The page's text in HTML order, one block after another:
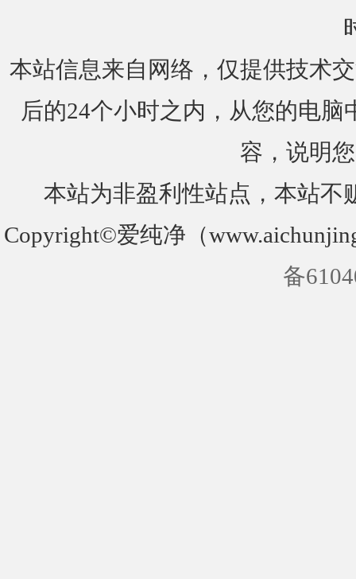
本站信息来自网络，仅提供技术
后的24个小时之内，从您的电
容，说明
本站为非盈利性站点，本站不
Copyright©爱纯净（
备